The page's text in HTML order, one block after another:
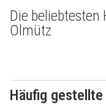
Die beliebtesten
Olmütz
Häufig gestellte